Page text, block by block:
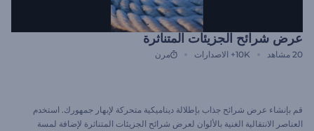
عرض شرائح الجزيئات المتناثرة
20 مشاهد 10K+ الاصدارات مرن
قم بإنشاء عرض شرائح جذاب بإطلالة ديناميكية متحركة لإبهار جمهورك. استخدم
العناصر الانتقالية الغنية بالألوان لعرض شرائح الجزيئات المتناثرة لإضافة لمسة